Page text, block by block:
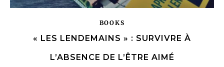
BOOKS
« LES LENDEMAINS » : SURVIVRE À
L’ABSENCE DE L’ÊTRE AIMÉ